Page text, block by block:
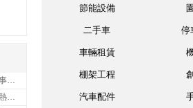
法律萬事通-陸懿聯合法律事務所
視野企業社-高週波金屬加熱設備,彰化高週波金屬加熱設備
節能設備
二手車 停
車輛租賃
棚架工程
汽車配件